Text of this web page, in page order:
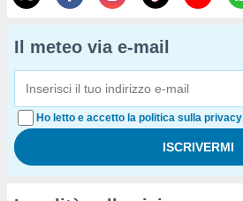
Il meteo via e-mail
Ho letto e accetto la politica sulla privacy